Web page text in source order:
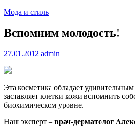
Мода и стиль
Вспомним молодость!
27.01.2012 admin
Эта косметика обладает
заставляет клетки кожи вспомнить
биохимическом уровне.
Наш эксперт – врач-дерматолог